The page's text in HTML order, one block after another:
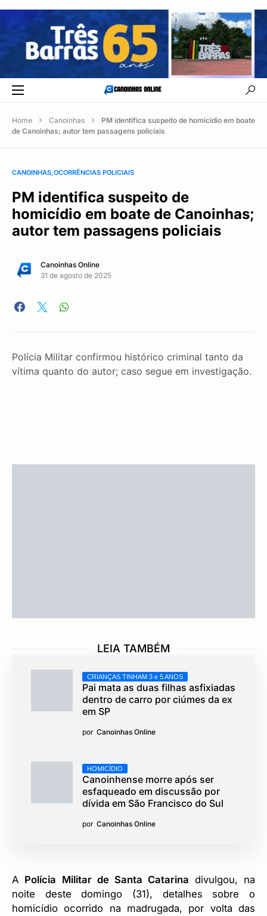
Home Canoinhas
PM identifica suspeito de homicídio em boate
de Canoinhas; autor tem passagens policiais
CANOINHAS OCORRÊNCIAS POLICIAIS
PM identifica suspeito de
homicídio em boate de Canoinhas;
autor tem passagens policiais
Canoinhas Online
31 de agosto de 2025
Polícia Militar confirmou histórico criminal tanto da
vítima quanto do autor; caso segue em investigação.
LEIA TAMBÉM
CRIANÇAS TINHAM 3 e 5 ANOS
Pai mata as duas filhas asfixiadas
dentro de carro por ciúmes da ex
em SP
por Canoinhas Online
HOMICÍDIO
Canoinhense morre após ser
esfaqueado em discussão por
dívida em São Francisco do Sul
por Canoinhas Online
A Polícia Militar de Santa Catarina divulgou, na
noite deste domingo (31), detalhes sobre o
homicídio ocorrido na madrugada, por volta das